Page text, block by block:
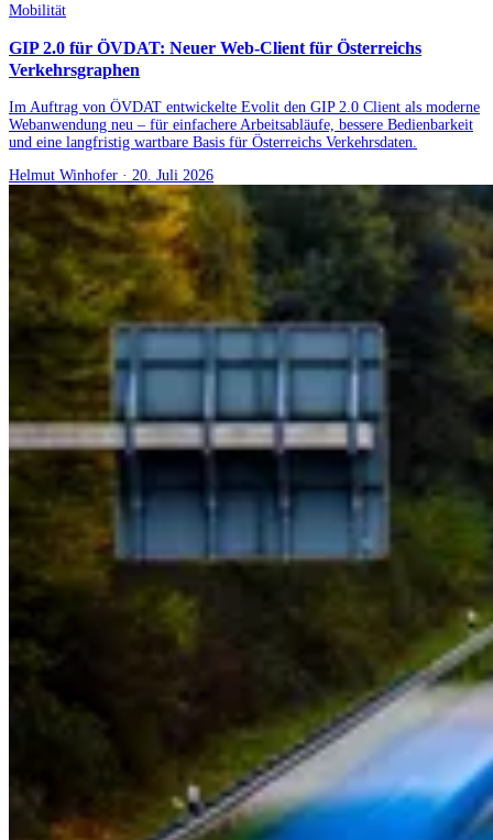
Mobilität
GIP 2.0 für ÖVDAT: Neuer Web-Client für Österreichs
Verkehrsgraphen
Im Auftrag von ÖVDAT entwickelte Evolit den GIP 2.0 Client als moderne
Webanwendung neu – für einfachere Arbeitsabläufe, bessere Bedienbarkeit
und eine langfristig wartbare Basis für Österreichs Verkehrsdaten.
Helmut Winhofer · 20. Juli 2026